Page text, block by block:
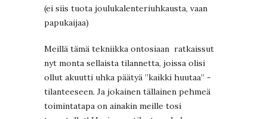
(ei siis tuota joulukalenteriuhkausta, vaan
papukaijaa)
Meillä tämä tekniikka ontosiaan ratkaissut
nyt monta sellaista tilannetta, joissa olisi
ollut akuutti uhka päätyä ”kaikki huutaa” -
tilanteeseen. Ja jokainen tällainen pehmeä
toimintatapa on ainakin meille tosi